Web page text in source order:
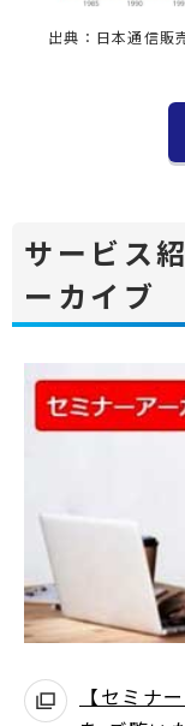
出典：日本通信販
サービス
ーカイブ
【セミナ